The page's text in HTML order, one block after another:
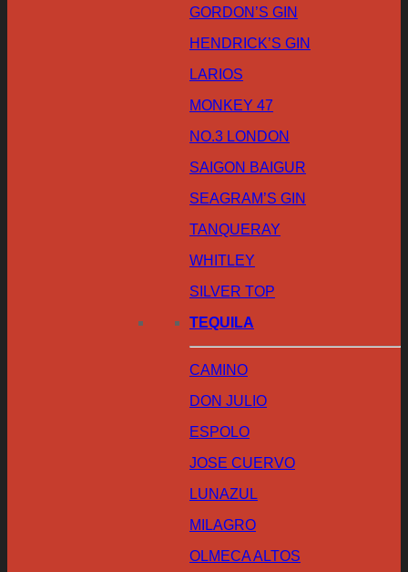
GORDON’S GIN
HENDRICK’S GIN
LARIOS
MONKEY 47
NO.3 LONDON
SAIGON BAIGUR
SEAGRAM’S GIN
TANQUERAY
WHITLEY
SILVER TOP
TEQUILA
CAMINO
DON JULIO
ESPOLO
JOSE CUERVO
LUNAZUL
MILAGRO
OLMECA ALTOS